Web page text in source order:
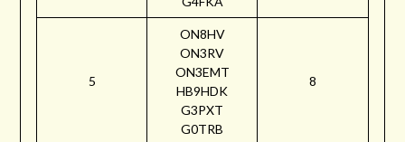
5
ON8HV
ON3RV
ON3EMT
HB9HDK
G3PXT
G0TRB
8